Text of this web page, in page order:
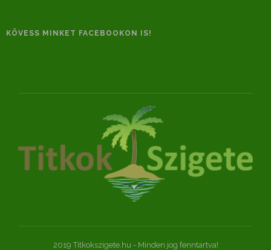
KÖVESS MINKET FACEBOOKON IS!
2019 Titkokszigete.hu - Minden jog fenntartva!